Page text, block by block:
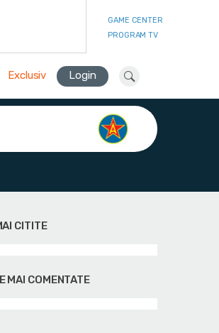
GAME CENTER
PROGRAM TV
Exclusiv Login
CITITE
MAI COMENTATE